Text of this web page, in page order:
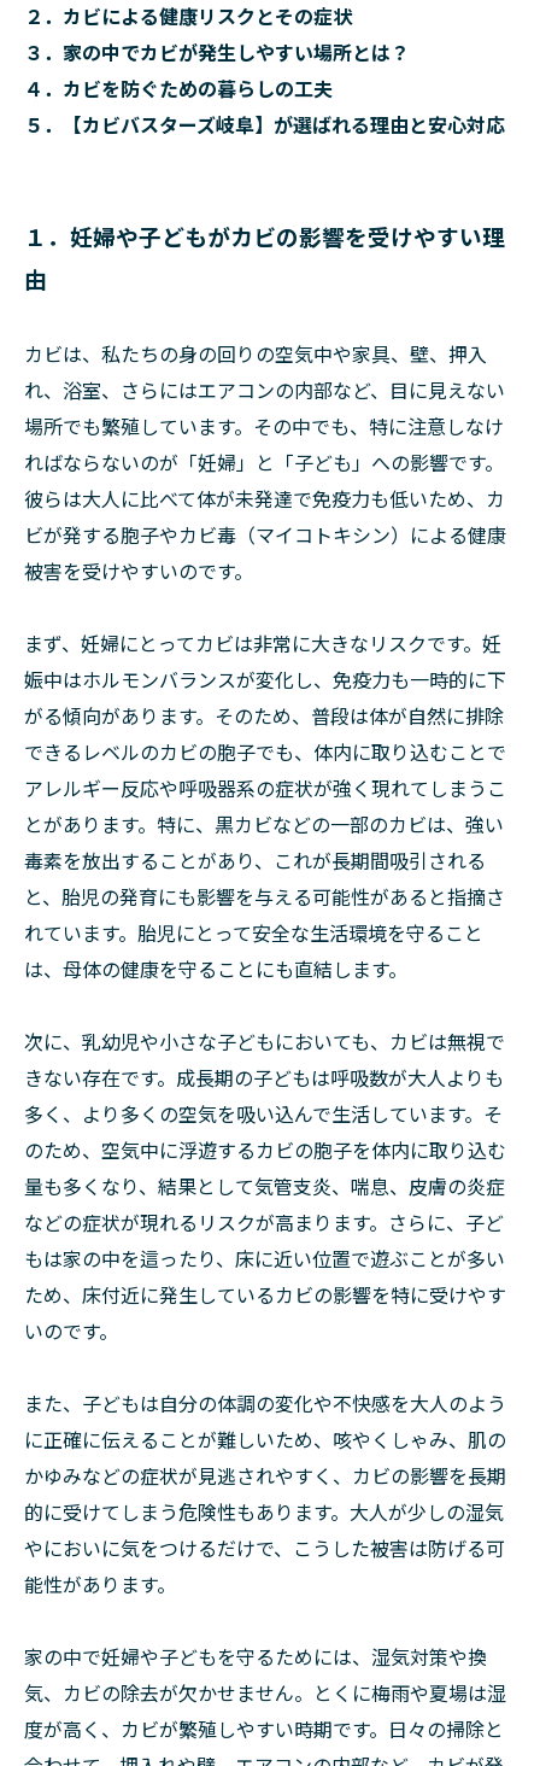
２．カビによる健康リスクとその症状
３．家の中でカビが発生しやすい場所とは？
４．カビを防ぐための暮らしの工夫
５．【カビバスターズ岐阜】が選ばれる理由と安心対応
１．妊婦や子どもがカビの影響を受けやすい理
由
カビは、私たちの身の回りの空気中や家具、壁、押入
れ、浴室、さらにはエアコンの内部など、目に見えない
場所でも繁殖しています。その中でも、特に注意しなけ
ればならないのが「妊婦」と「子ども」への影響です。
彼らは大人に比べて体が未発達で免疫力も低いため、カ
ビが発する胞子やカビ毒（マイコトキシン）による健康
被害を受けやすいのです。
まず、妊婦にとってカビは非常に大きなリスクです。妊
娠中はホルモンバランスが変化し、免疫力も一時的に下
がる傾向があります。そのため、普段は体が自然に排除
できるレベルのカビの胞子でも、体内に取り込むことで
アレルギー反応や呼吸器系の症状が強く現れてしまうこ
とがあります。特に、黒カビなどの一部のカビは、強い
毒素を放出することがあり、これが長期間吸引される
と、胎児の発育にも影響を与える可能性があると指摘さ
れています。胎児にとって安全な生活環境を守ること
は、母体の健康を守ることにも直結します。
次に、乳幼児や小さな子どもにおいても、カビは無視で
きない存在です。成長期の子どもは呼吸数が大人よりも
多く、より多くの空気を吸い込んで生活しています。そ
のため、空気中に浮遊するカビの胞子を体内に取り込む
量も多くなり、結果として気管支炎、喘息、皮膚の炎症
などの症状が現れるリスクが高まります。さらに、子ど
もは家の中を這ったり、床に近い位置で遊ぶことが多い
ため、床付近に発生しているカビの影響を特に受けやす
いのです。
また、子どもは自分の体調の変化や不快感を大人のよう
に正確に伝えることが難しいため、咳やくしゃみ、肌の
かゆみなどの症状が見逃されやすく、カビの影響を長期
的に受けてしまう危険性もあります。大人が少しの湿気
やにおいに気をつけるだけで、こうした被害は防げる可
能性があります。
家の中で妊婦や子どもを守るためには、湿気対策や換
気、カビの除去が欠かせません。とくに梅雨や夏場は湿
度が高く、カビが繁殖しやすい時期です。日々の掃除と